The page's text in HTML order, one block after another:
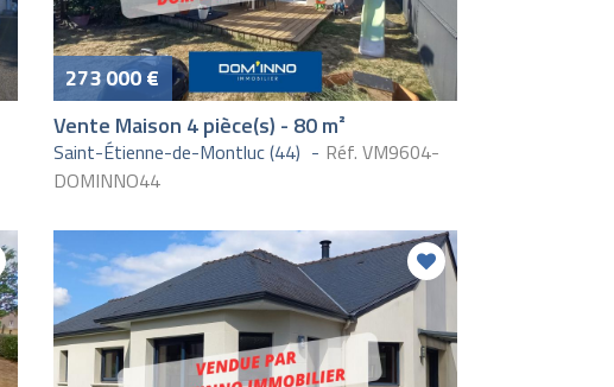
273 000 €
Vente Maison 4 pièce(s) - 80 m²
Saint-Étienne-de-Montluc (44)
Réf. VM9604-
DOMINNO44